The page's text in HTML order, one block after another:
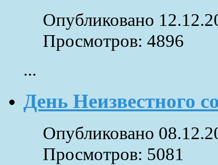
Опубликовано
Просмотров: 4896
...
День Неизвестного
Опубликовано
Просмотров: 5081